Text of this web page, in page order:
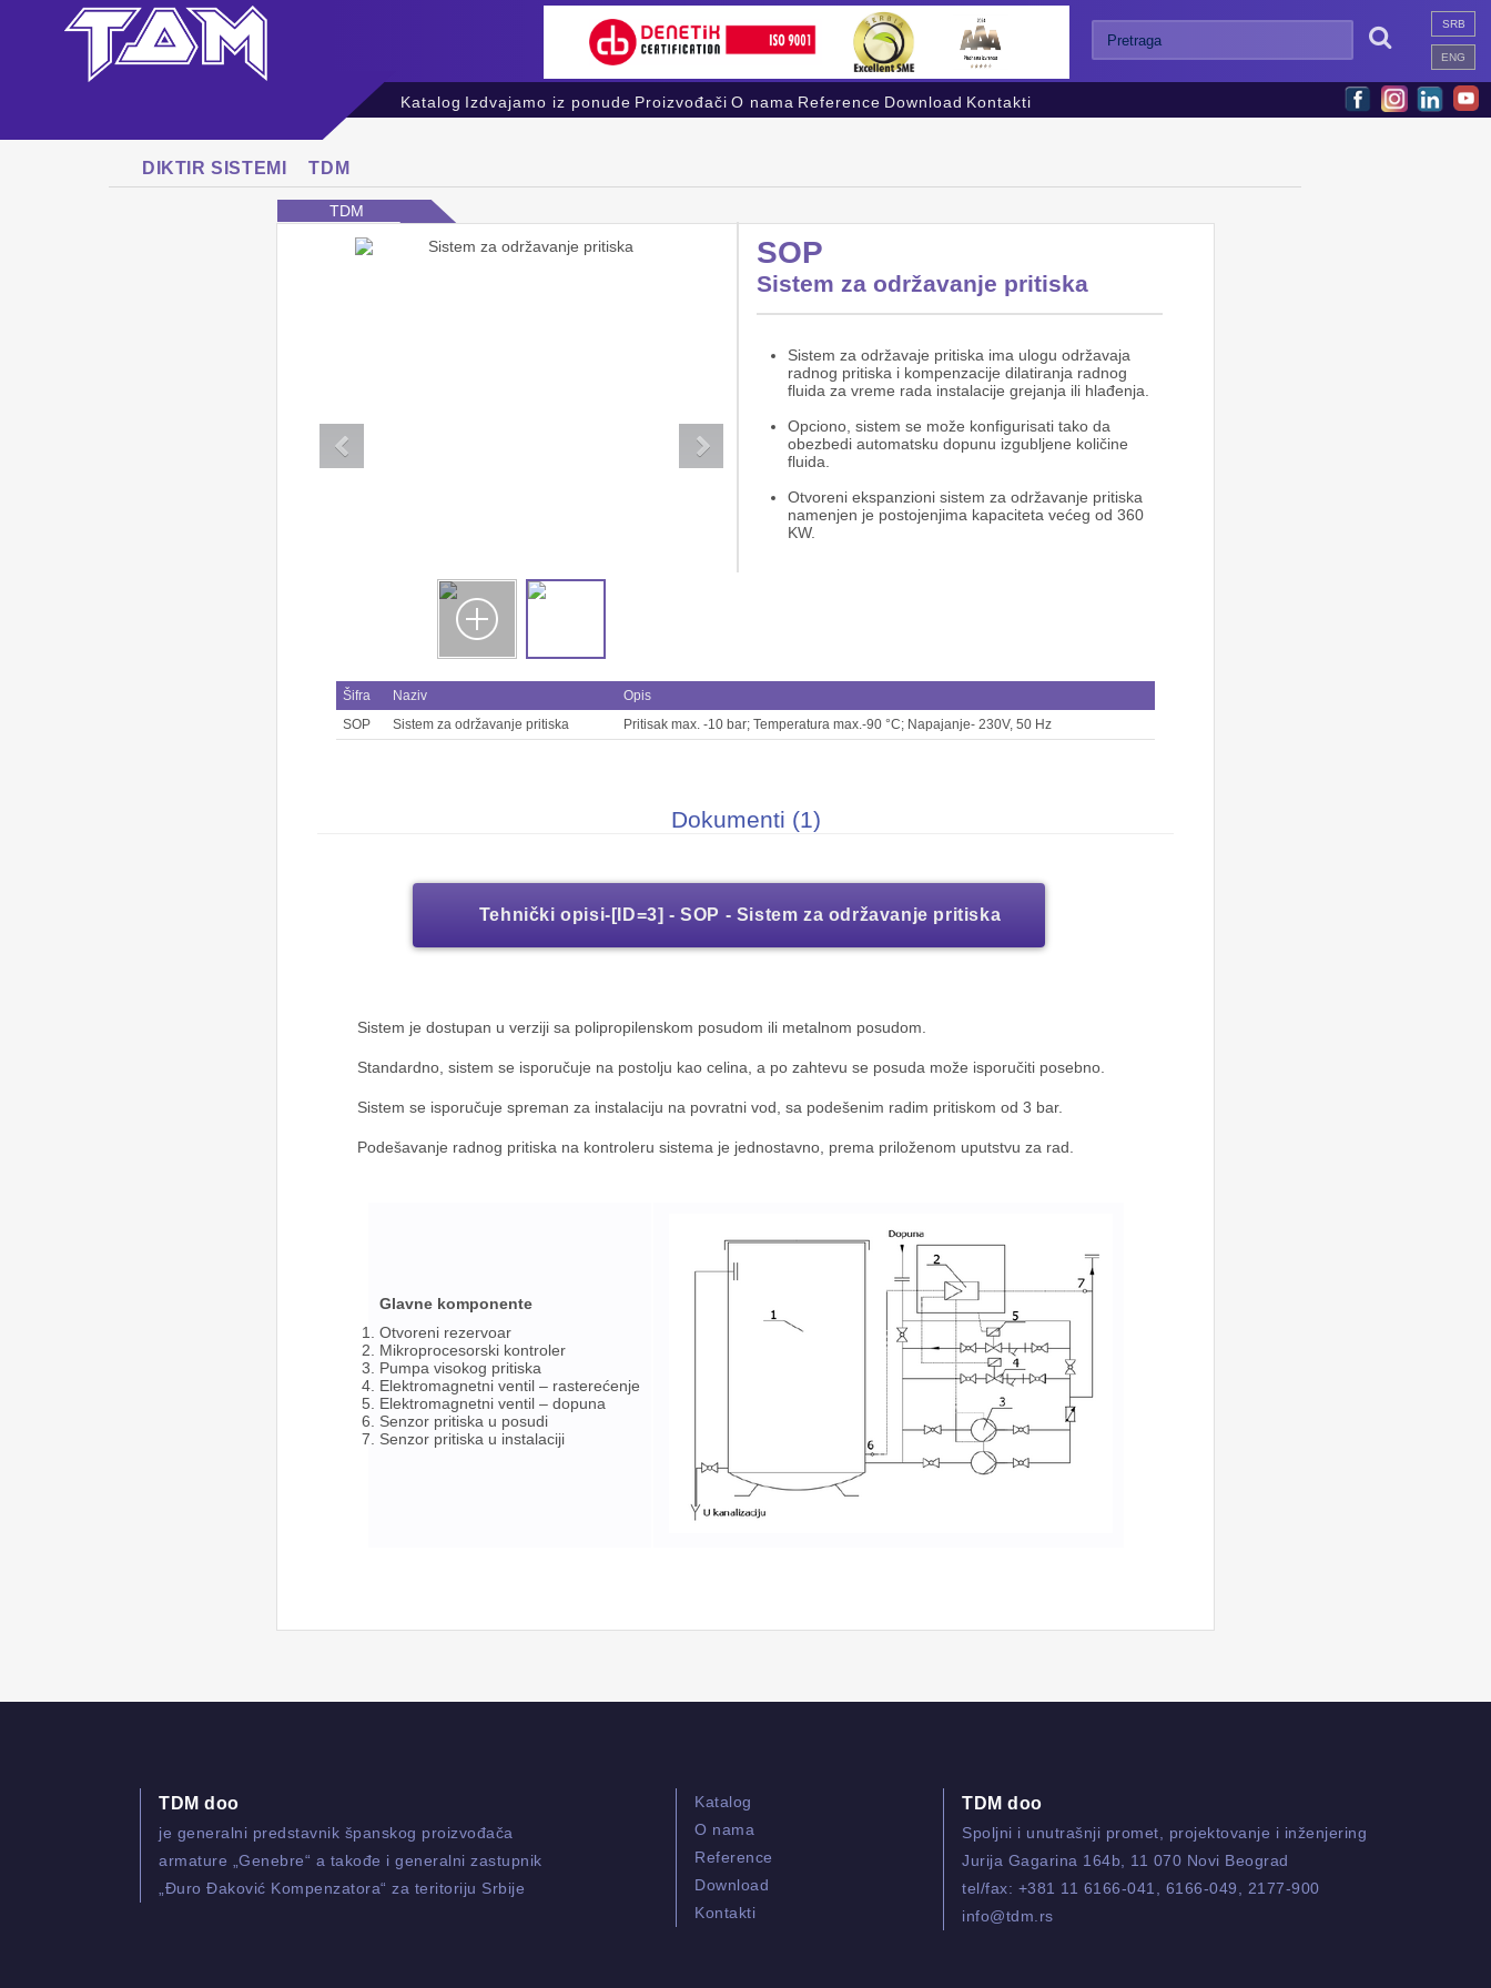
Katalog Izdvajamo iz ponude Proizvođači O nama Reference Download Kontakti
SRB
ENG

DIKTIR SISTEMI TDM
TDM
SOP
Sistem za održavanje pritiska
Sistem za održavaje pritiska ima ulogu održavaja
radnog pritiska i kompenzacije dilatiranja radnog
fluida za vreme rada instalacije grejanja ili hlađenja.
Opciono, sistem se može konfigurisati tako da
obezbedi automatsku dopunu izgubljene količine
fluida.
Otvoreni ekspanzioni sistem za održavanje pritiska
namenjen je postojenjima kapaciteta većeg od 360
KW.
Šifra Naziv
Opis
SOP
Sistem za održavanje pritiska Pritisak max. -10 bar; Temperatura max.-90 °C; Napajanje- 230V, 50 Hz
Dokumenti (1)
Tehnički opisi-[ID=3] - SOP - Sistem za održavanje pritiska
Sistem je dostupan u verziji sa polipropilenskom posudom ili metalnom posudom.
Standardno, sistem se isporučuje na postolju kao celina, a po zahtevu se posuda može isporučiti posebno.
Sistem se isporučuje spreman za instalaciju na povratni vod, sa podešenim radim pritiskom od 3 bar.
Podešavanje radnog pritiska na kontroleru sistema je jednostavno, prema priloženom uputstvu za rad.
Glavne komponente
Otvoreni rezervoar
Mikroprocesorski kontroler
Pumpa visokog pritiska
Elektromagnetni ventil – rasterećenje
Elektromagnetni ventil – dopuna
Senzor pritiska u posudi
Senzor pritiska u instalaciji
TDM doo
je generalni predstavnik španskog proizvođača
armature „Genebre“ a takođe i generalni zastupnik
„Đuro Đaković Kompenzatora“ za teritoriju Srbije
Katalog
O nama
Reference
Download
Kontakti
TDM doo
Spoljni i unutrašnji promet, projektovanje i inženjering
Jurija Gagarina 164b, 11 070 Novi Beograd
tel/fax: +381 11 6166-041 6166-049
2177-900
info@tdm.rs